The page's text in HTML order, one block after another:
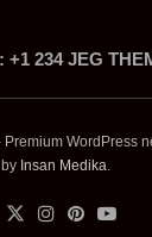
+1 234 JEG
WordPress
by Insan Medika.